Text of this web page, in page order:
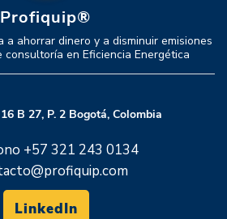
Profiquip®
a ahorrar dinero y a disminuir emisiones
consultoría en Eficiencia Energética
B 27, P. 2 Bogotá, Colombia
+57 321 243 0134
LinkedIn